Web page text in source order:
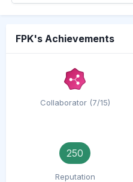
FPK's Achievements
Collaborator (7/15)
250
Reputation